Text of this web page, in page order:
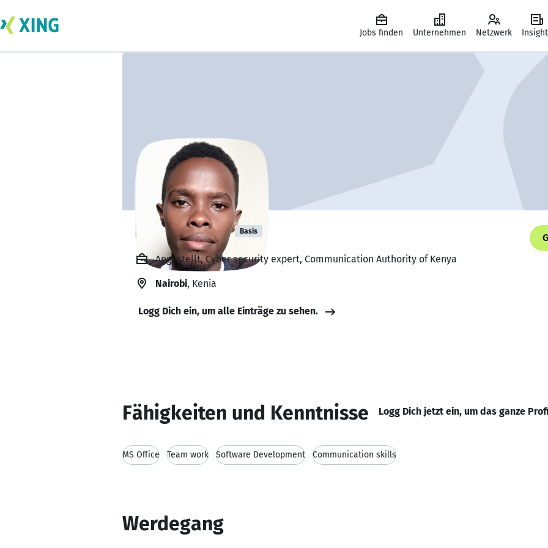
Jobs finden Unternehmen Netzwerk
Buluny korir Basis
Angestellt, Cyber security expert, Communication Authority of Kenya
Nairobi, Kenia
Logg Dich ein, um alle Einträge zu sehen.
Fähigkeiten und Kenntnisse Logg Dich jetzt ein, um das ganze
MS Office Team work Software Development Communication skills
Werdegang